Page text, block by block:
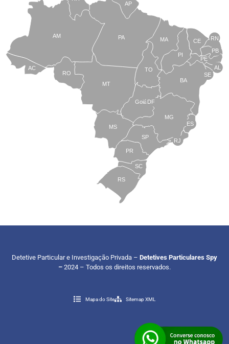
TO
BA
SE
PE
AL
RN
CE
PI
MA
AP
PA
AM
AC
RO
MT
MS
Goiás
PR
SC
RS
SP
MG
RJ
ES
DF
PB
Detetive Particular e Investigação Privada – Detetives Particulares Spy
– 2024 – Todos os direitos reservados.
Mapa do Site Sitemap XML